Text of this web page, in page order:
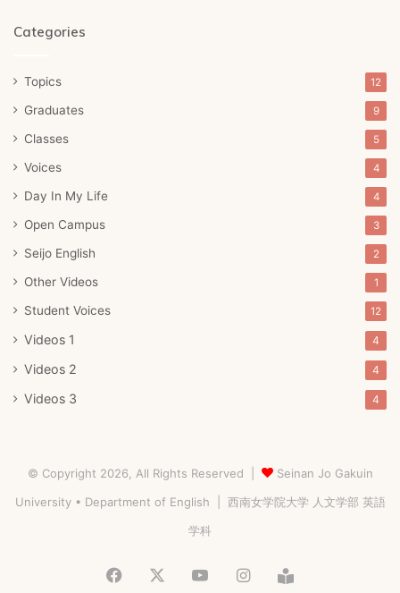
Categories
Topics 12
Graduates 9
Classes 5
Voices 4
Day In My Life 4
Open Campus 3
Seijo English 2
Other Videos 1
Student Voices 12
Videos 1 4
Videos 2 4
Videos 3 4
© Copyright 2026, All Rights Reserved |
Seinan Jo Gakuin
University • Department of English | 西南女学院大学 人文学部 英語
学科
Facebook YouTubeInstagram
Blog